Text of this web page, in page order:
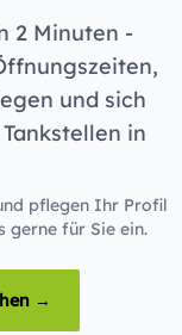
2 Minuten -
und sich
in
pflegen Ihr Profil
gerne für Sie ein.
→